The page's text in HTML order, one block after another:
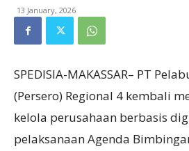
13 January, 2026
SPEDISIA-MAKASSAR– PT
(Persero) Regional 4 kembali
kelola perusahaan berbasis
pelaksanaan Agenda